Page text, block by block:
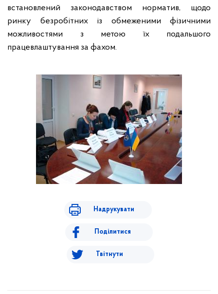
встановлений законодавством норматив, щодо
ринку безробітних із обмеженими фізичними
можливостями з метою їх подальшого
працевлаштування за фахом.
Надрукувати
Поділитися
Твітнути